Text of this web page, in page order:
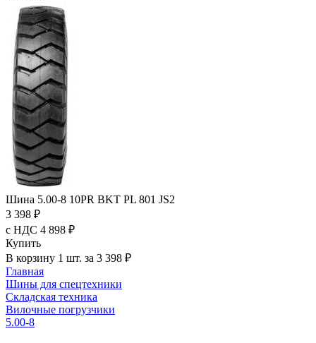
Шина 5.00-8 10PR BKT PL 801 JS2
3 398 ₽
с НДС 4 898 ₽
Купить
В корзину 1 шт. за 3 398 ₽
Главная
Шины для спецтехники
Складская техника
Вилочные погрузчики
5.00-8